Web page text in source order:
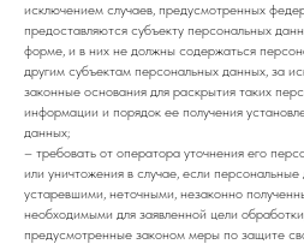
исключением случаев, предусмотренных
предоставляются субъекту персональных
форме, и в них не должны содержаться
другим субъектам персональных данных, за
законные основания для раскрытия таких
информации и порядок ее получения
данных;
– требовать от оператора уточнения его
или уничтожения в случае, если
устаревшими, неточными, незаконно
необходимыми для заявленной цели
предусмотренные законом меры по защите